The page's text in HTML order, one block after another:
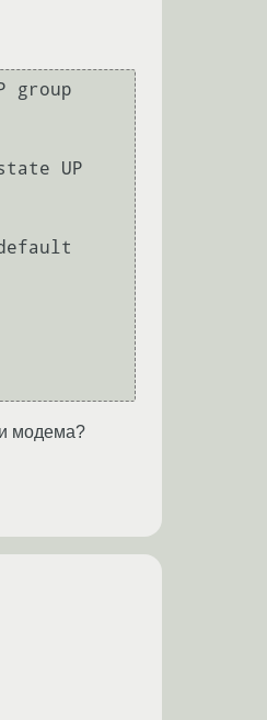
group
UP
default
модема?